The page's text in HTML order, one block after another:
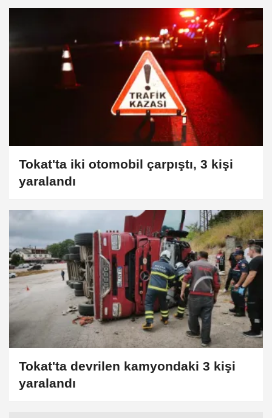
Tokat'ta iki otomobil çarpıştı, 3 kişi
yaralandı
Tokat'ta devrilen kamyondaki 3 kişi
yaralandı